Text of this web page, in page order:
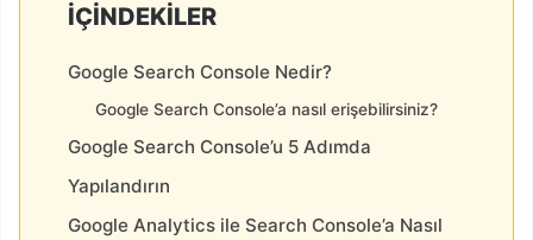
İÇINDEKILER
Google Search Console Nedir?
Google Search Console’a nasıl erişebilirsiniz?
Google Search Console’u 5 Adımda
Yapılandırın
Google Analytics ile Search Console’a Nasıl